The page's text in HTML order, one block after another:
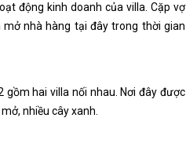
động kinh doanh của villa. Cặp vợ
nhà hàng tại đây trong thời gian
gồm hai villa nối nhau. Nơi đây được
nhiều cây xanh.